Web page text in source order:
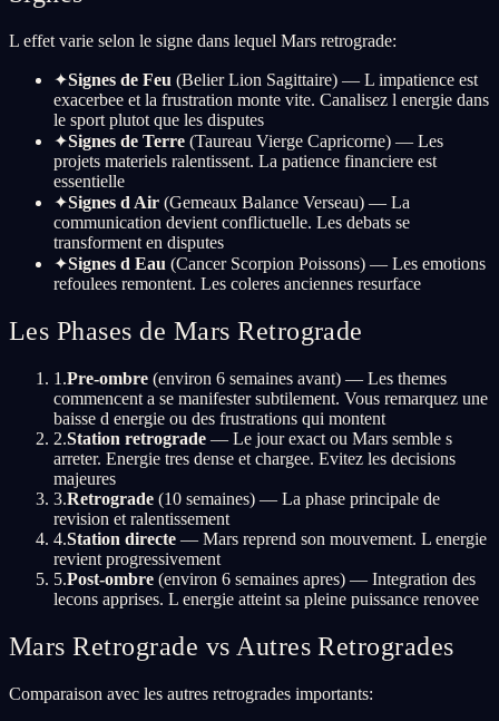
L effet varie selon le signe dans lequel Mars retrograde:
✦Signes de Feu (Belier Lion Sagittaire) — L impatience est
exacerbee et la frustration monte vite. Canalisez l energie dans
le sport plutot que les disputes
✦Signes de Terre (Taureau Vierge Capricorne) — Les
projets materiels ralentissent. La patience financiere est
essentielle
✦Signes d Air (Gemeaux Balance Verseau) — La
communication devient conflictuelle. Les debats se
transforment en disputes
✦Signes d Eau (Cancer Scorpion Poissons) — Les emotions
refoulees remontent. Les coleres anciennes resurface
Les Phases de Mars Retrograde
1 .Pre-ombre (environ 6 semaines avant) — Les themes
commencent a se manifester subtilement. Vous remarquez une
baisse d energie ou des frustrations qui montent
2.Station retrograde — Le jour exact ou Mars semble s
arreter. Energie tres dense et chargee. Evitez les decisions
majeures
3.Retrograde (10 semaines) — La phase principale de
revision et ralentissement
4.Station directe — Mars reprend son mouvement. L energie
revient progressivement
5.Post-ombre (environ 6 semaines apres) — Integration des
lecons apprises. L energie atteint sa pleine puissance renovee
Mars Retrograde vs Autres Retrogrades
Comparaison avec les autres retrogrades importants: